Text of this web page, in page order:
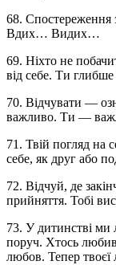
68. Спостереження
Вдих… Видих…
69. Ніхто не
від себе. Ти глибше
70. Відчувати —
важливо. Ти —
71. Твій погляд на
себе, як друг або
72. Відчуй, де
прийняття. Тобі
73. У дитинстві ми
поруч. Хтось
любов. Тепер твоєї